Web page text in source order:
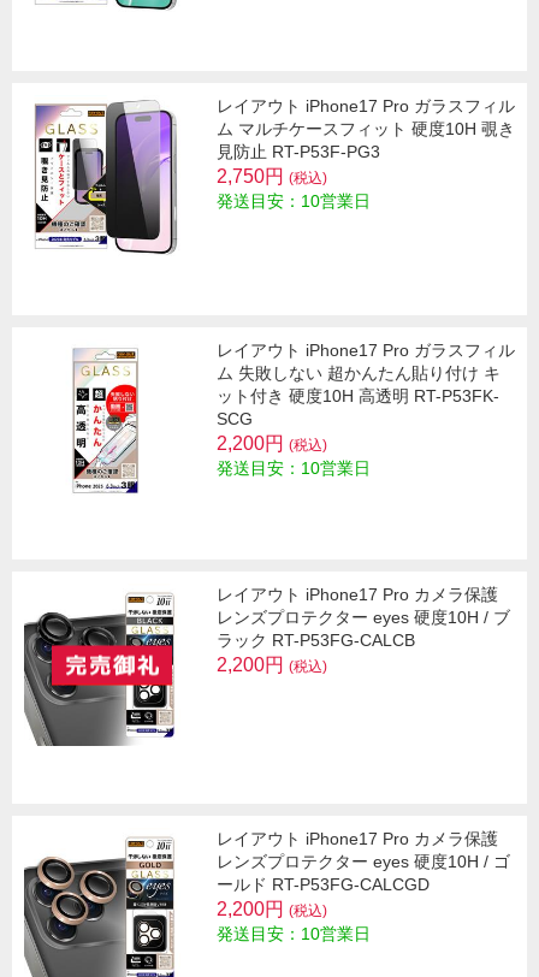
レイアウト iPhone17 Pro ガラスフィル
ム マルチケースフィット 硬度10H 覗き
見防止 RT-P53F-PG3
2,750円 (税込)
発送目安：10営業日
レイアウト iPhone17 Pro ガラスフィル
ム 失敗しない 超かんたん貼り付け キ
ット付き 硬度10H 高透明 RT-P53FK-
SCG
2,200円 (税込)
発送目安：10営業日
レイアウト iPhone17 Pro カメラ保護
レンズプロテクター eyes 硬度10H / ブ
ラック RT-P53FG-CALCB
2,200円 (税込)
レイアウト iPhone17 Pro カメラ保護
レンズプロテクター eyes 硬度10H / ゴ
ールド RT-P53FG-CALCGD
2,200円 (税込)
発送目安：10営業日